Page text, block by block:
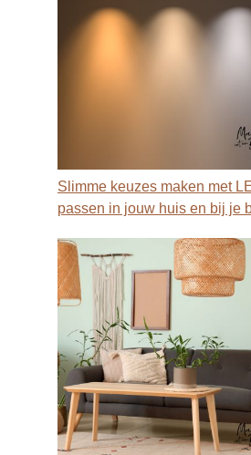
Slimme keuzes maken met
passen in jouw huis en bij je